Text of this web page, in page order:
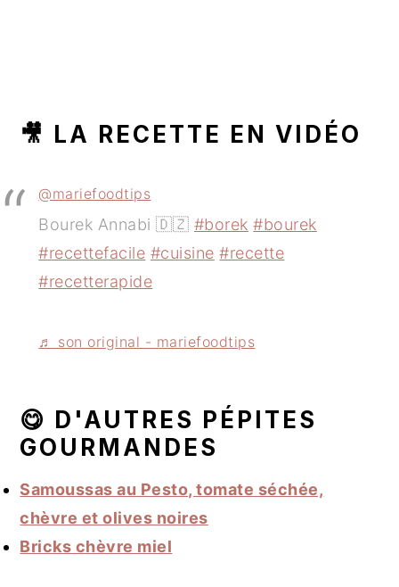
🎥 LA RECETTE EN VIDÉO
@mariefoodtips
Bourek Annabi 🇩🇿 #borek #bourek
#recettefacile #cuisine #recette
#recetterapide
♬ son original - mariefoodtips
😋 D'AUTRES PÉPITES
GOURMANDES
Samoussas au Pesto, tomate séchée,
chèvre et olives noires
Bricks chèvre miel